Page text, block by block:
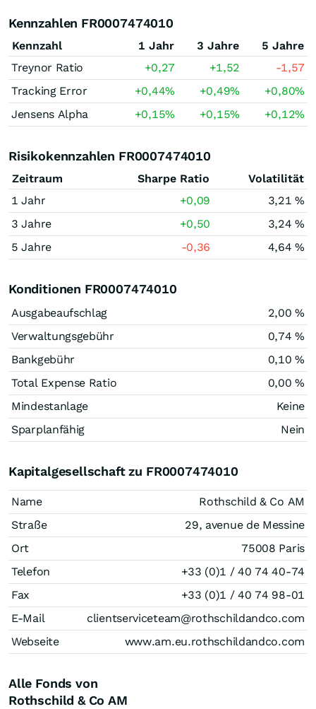
Kennzahlen FR0007474010
Kennzahl 1 Jahr 3 Jahre
5 Jahre
Treynor Ratio
+0,27 +1,52
-1,57
Tracking Error
+0,44% +0,49% +0,80%
Jensens Alpha
+0,15% +0,15% +0,12%
Risikokennzahlen FR0007474010
Zeitraum Sharpe Ratio
Volatilität
1 Jahr
+0,09
3,21 %
3 Jahre
+0,50
3,24 %
5 Jahre
-0,36 4,64 %
Konditionen FR0007474010
Ausgabeaufschlag
2,00 %
Verwaltungsgebühr
0,74 %
Bankgebühr
0,10 %
Total Expense Ratio
0,00 %
Mindestanlage
Keine
Sparplanfähig
Nein
Kapitalgesellschaft zu FR0007474010
Name
Rothschild & Co AM
Straße
29, avenue de Messine
Ort
75008 Paris
Telefon
+33 (0)1 / 40 74 40-74
Fax
+33 (0)1 / 40 74 98-01
E-Mail
clientserviceteam@rothschildandco.com
Webseite
www.am.eu.rothschildandco.com
Alle Fonds von
Rothschild & Co AM